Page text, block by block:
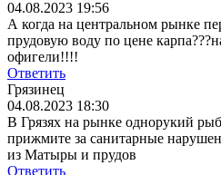
04.08.2023 19:56
А когда на центральном рынке
прудовую воду по цене
офигели!!!!
Ответить
Грязинец
04.08.2023 18:30
В Грязях на рынке однорукий
прижмите за санитарные
из Матыры и прудов
Ответить